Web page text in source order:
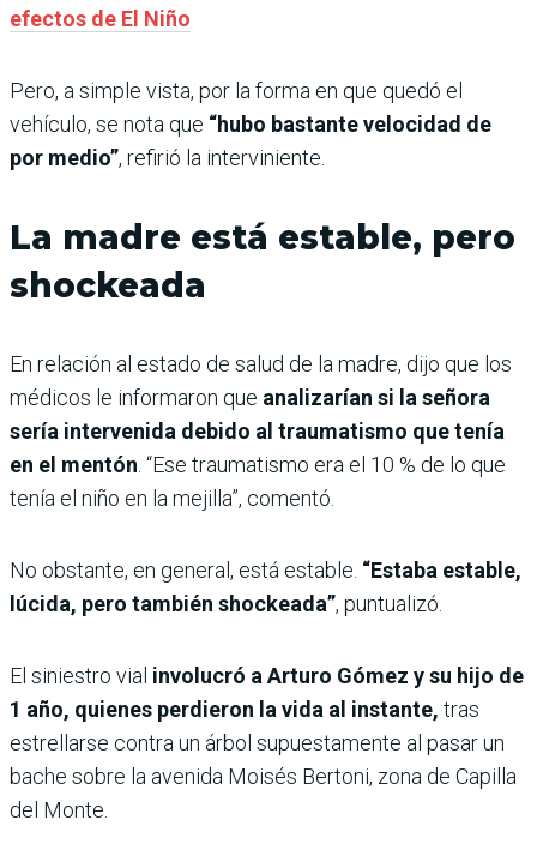
efectos de El Niño
Pero, a simple vista, por la forma en que quedó el
vehículo, se nota que “hubo bastante velocidad de
por medio”, refirió la interviniente.
La madre está estable, pero
shockeada
En relación al estado de salud de la madre, dijo que los
médicos le informaron que analizarían si la señora
sería intervenida debido al traumatismo que tenía
en el mentón . “Ese traumatismo era el 10 % de lo que
tenía el niño en la mejilla”, comentó.
No obstante, en general, está estable. “Estaba estable,
lúcida, pero también shockeada”, puntualizó.
El siniestro vial involucró a Arturo Gómez y su hijo de
1 año, quienes perdieron la vida al instante, tras
estrellarse contra un árbol supuestamente al pasar un
bache sobre la avenida Moisés Bertoni, zona de Capilla
del Monte.